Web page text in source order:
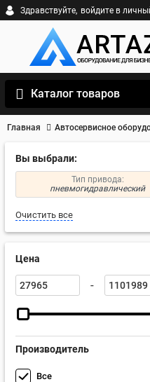
Здравствуйте, войдите в
Каталог товаров
Главная Автосервисное
Вы выбрали:
Тип привода:
пневмогидравлический
Очистить все
Цена
-
Производитель
Все